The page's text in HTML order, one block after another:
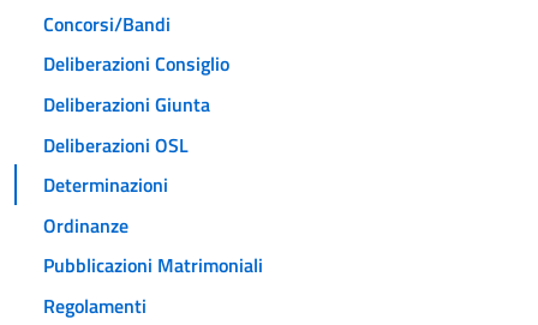
Concorsi/Bandi
Deliberazioni Consiglio
Deliberazioni Giunta
Deliberazioni OSL
Determinazioni
Ordinanze
Pubblicazioni Matrimoniali
Regolamenti